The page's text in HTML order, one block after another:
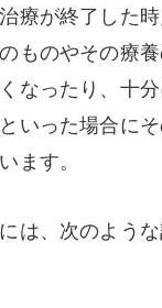
療が終了した
ものやその療
なったり、十
いった場合に
ます。
は、次のよう